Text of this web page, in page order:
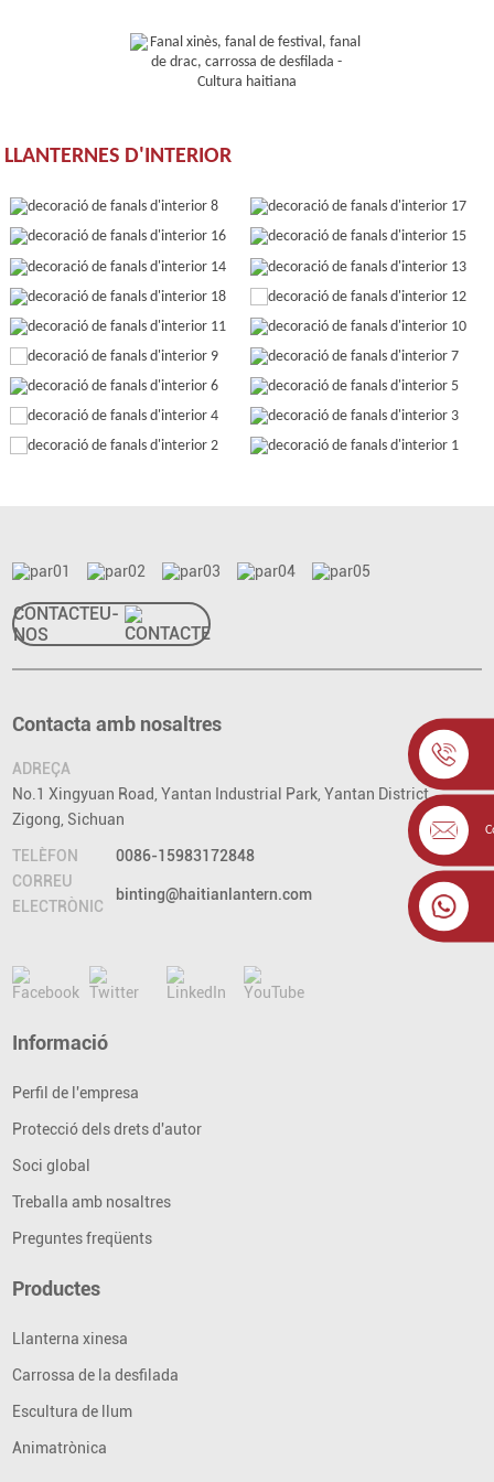
LLANTERNES D'INTERIOR
CONTACTEU-
NOS
Contacta amb nosaltres
ADREÇA
No.1 Xingyuan Road, Yantan Industrial Park, Yantan District,
Zigong, Sichuan
TELÈFON
0086-15983172848
CORREU
ELECTRÒNIC
binting@haitianlantern.com
Informació
Perfil de l'empresa
Protecció dels drets d'autor
Soci global
Treballa amb nosaltres
Preguntes freqüents
Productes
Llanterna xinesa
Carrossa de la desfilada
Escultura de llum
Animatrònica